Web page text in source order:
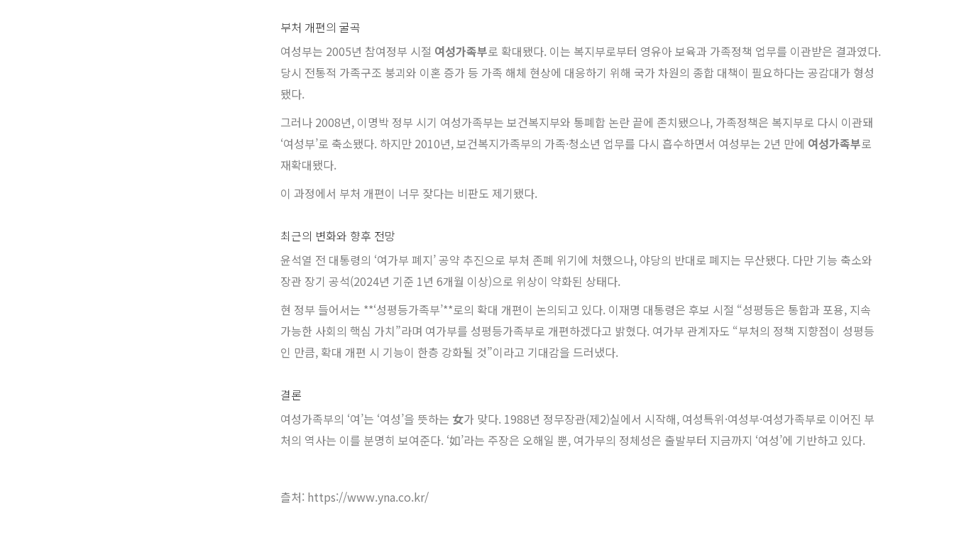
부처 개편의 굴곡
여성부는 2005년 참여정부 시절 여성가족부로 확대됐다. 이는 복지부로부터 영유아 보육과 가족정책 업무를 이관받은 결과였다.
당시 전통적 가족구조 붕괴와 이혼 증가 등 가족 해체 현상에 대응하기 위해 국가 차원의 종합 대책이 필요하다는 공감대가 형성
됐다.
그러나 2008년, 이명박 정부 시기 여성가족부는 보건복지부와 통폐합 논란 끝에 존치됐으나, 가족정책은 복지부로 다시 이관돼
‘여성부’로 축소됐다. 하지만 2010년, 보건복지가족부의 가족·청소년 업무를 다시 흡수하면서 여성부는 2년 만에 여성가족부로
재확대됐다.
이 과정에서 부처 개편이 너무 잦다는 비판도 제기됐다.
최근의 변화와 향후 전망
윤석열 전 대통령의 ‘여가부 폐지’ 공약 추진으로 부처 존폐 위기에 처했으나, 야당의 반대로 폐지는 무산됐다. 다만 기능 축소와
장관 장기 공석(2024년 기준 1년 6개월 이상)으로 위상이 약화된 상태다.
현 정부 들어서는 **‘성평등가족부’**로의 확대 개편이 논의되고 있다. 이재명 대통령은 후보 시절 “성평등은 통합과 포용, 지속
가능한 사회의 핵심 가치”라며 여가부를 성평등가족부로 개편하겠다고 밝혔다. 여가부 관계자도 “부처의 정책 지향점이 성평등
인 만큼, 확대 개편 시 기능이 한층 강화될 것”이라고 기대감을 드러냈다.
결론
여성가족부의 ‘여’는 ‘여성’을 뜻하는 女가 맞다. 1988년 정무장관(제2)실에서 시작해, 여성특위·여성부·여성가족부로 이어진 부
처의 역사는 이를 분명히 보여준다. ‘如’라는 주장은 오해일 뿐, 여가부의 정체성은 출발부터 지금까지 ‘여성’에 기반하고 있다.
츨처: https://www.yna.co.kr/